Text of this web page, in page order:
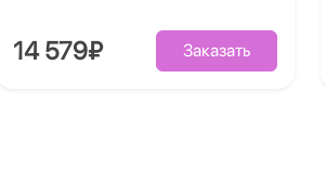
14 579₽ Заказать